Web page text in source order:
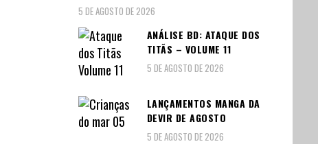
5 DE AGOSTO DE 2026
ANÁLISE BD: ATAQUE DOS
TITÃS – VOLUME 11
5 DE AGOSTO DE 2026
LANÇAMENTOS MANGA DA
DEVIR DE AGOSTO
5 DE AGOSTO DE 2026